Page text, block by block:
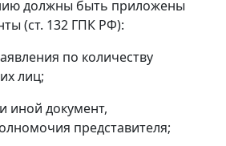
должны быть приложены
(ст. 132 ГПК РФ):
по количеству
лиц;
иной документ,
представителя;